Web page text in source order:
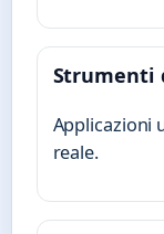
Strumenti
Applicazioni
reale.